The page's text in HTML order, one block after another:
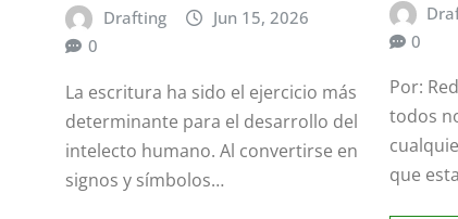
Drafting
Jun 15, 2026
0
La escritura ha sido el ejercicio más
determinante para el desarrollo del
intelecto humano. Al convertirse en
signos y símbolos…
0
Por:
todos
que